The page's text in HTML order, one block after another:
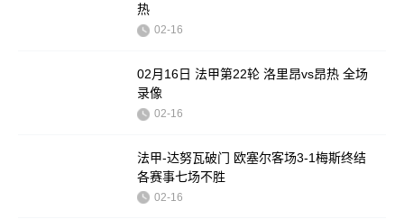
热
02-16
02月16日 法甲第22轮 洛里昂vs昂热 全场
录像
02-16
法甲-达努瓦破门 欧塞尔客场3-1梅斯终结
各赛事七场不胜
02-16